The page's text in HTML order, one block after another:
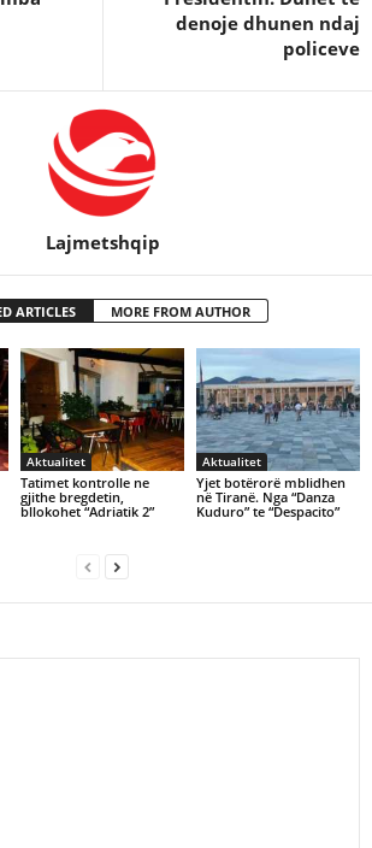
denoje dhunen ndaj
policeve
Lajmetshqip
ARTICLES MORE FROM AUTHOR
Aktualitet
Tatimet kontrolle ne
gjithe bregdetin,
bllokohet “Adriatik 2”
Aktualitet
Yjet botërorë mblidhen
në Tiranë. Nga “Danza
Kuduro” te “Despacito”